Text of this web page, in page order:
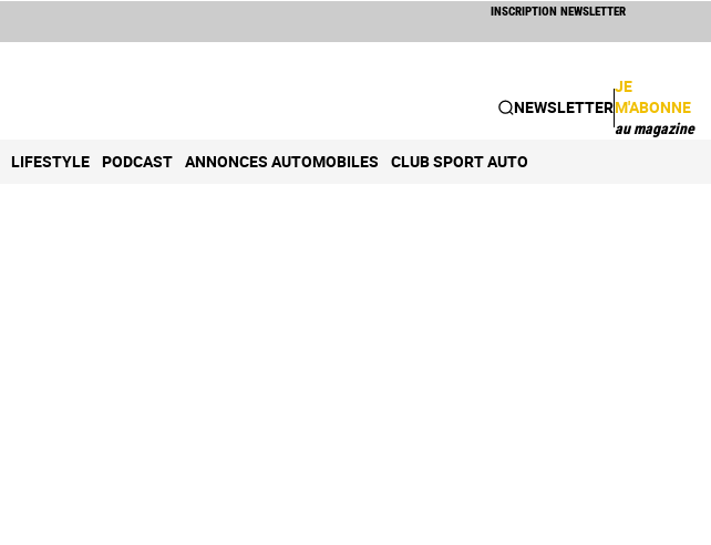
INSCRIPTION NEWSLETTER
NEWSLETTER
JE
M'ABONNE
au magazine
LIFESTYLE PODCAST ANNONCES AUTOMOBILES CLUB SPORT AUTO